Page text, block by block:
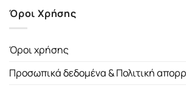
Όροι Χρήσης
Όροι χρήσης
Προσωπικά δεδομένα & Πολιτική